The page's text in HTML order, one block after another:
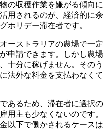
の収穫作業を嫌がる傾向に
用されるのが、経済的に余
ホリデー滞在者です。
ーストラリアの農場で一定
申請できます。しかし農場
十分に稼げません。そのう
法外な料金を支払わなくて
あるため、滞在者に選択の
用主も少なくないのです。
以下で働かされるケースは